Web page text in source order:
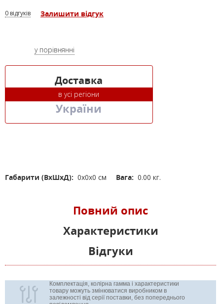
0 відгуків Залишити відгук
у порівнянні
Доставка
в усі регіони
України
Габарити (ВхШхД): 0x0x0 см Вага: 0.00 кг.
Повний опис
Характеристики
Відгуки
Комплектація, колірна гамма і характеристики
товару можуть змінюватися виробником в
залежності від серії поставки, без попереднього